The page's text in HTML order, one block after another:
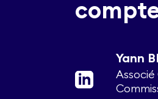
Yann
Associé